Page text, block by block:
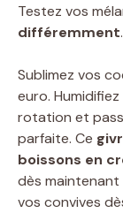
Testez vos
différemment.
Sublimez vos
euro.
rotation et
parfaite. Ce
boissons en
dès maintenant
vos convives